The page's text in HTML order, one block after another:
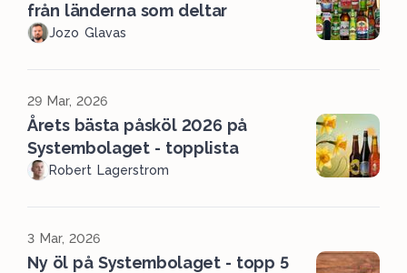
från länderna som deltar
Jozo Glavas
29 Mar, 2026
Årets bästa påsköl 2026 på
Systembolaget - topplista
Robert Lagerstrom
3 Mar, 2026
Ny öl på Systembolaget - topp 5